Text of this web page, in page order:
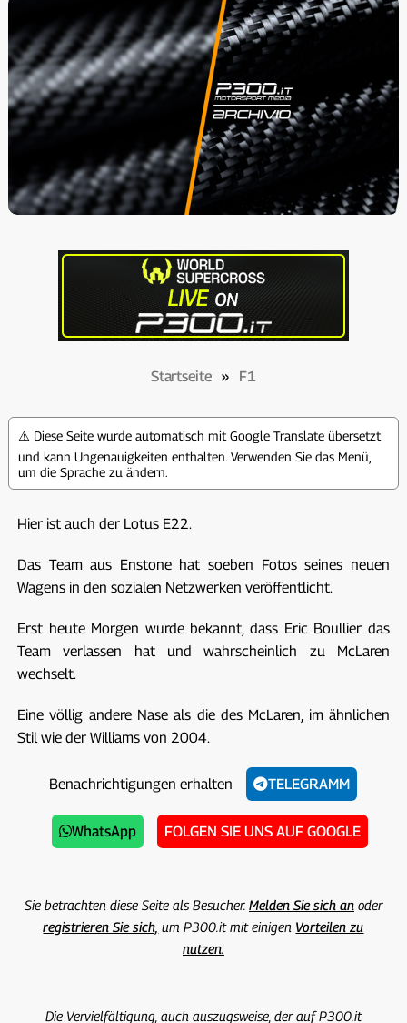
Startseite » F1
⚠️ Diese Seite wurde automatisch mit Google Translate übersetzt
und kann Ungenauigkeiten enthalten. Verwenden Sie das Menü,
um die Sprache zu ändern.
Hier ist auch der Lotus E22.
Das Team aus Enstone hat soeben Fotos seines neuen
Wagens in den sozialen Netzwerken veröffentlicht.
Erst heute Morgen wurde bekannt, dass Eric Boullier das
Team verlassen hat und wahrscheinlich zu McLaren
wechselt.
Eine völlig andere Nase als die des McLaren, im ähnlichen
Stil wie der Williams von 2004.
Benachrichtigungen erhalten TELEGRAMM
WhatsApp FOLGEN SIE UNS AUF GOOGLE
Sie betrachten diese Seite als Besucher. Melden Sie sich anoder
registrieren Sie sich, um P300.it mit einigen Vorteilen zu
nutzen.
Die Vervielfältigung, auch auszugsweise, der auf P300.it